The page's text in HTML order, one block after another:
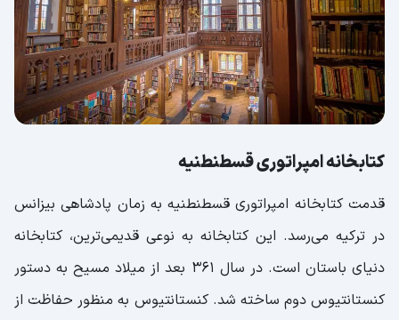
کتابخانه امپراتوری قسطنطنیه
قدمت کتابخانه امپراتوری قسطنطنیه به زمان پادشاهی بیزانس
در ترکیه می‌رسد. این کتابخانه به نوعی قدیمی‌ترین، کتابخانه
دنیای باستان است. در سال 361 بعد از میلاد مسیح به دستور
کنستانتیوس دوم ساخته شد. کنستانتیوس به منظور حفاظت از